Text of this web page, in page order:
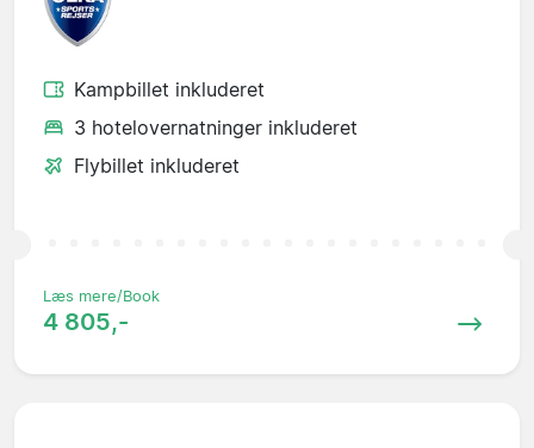
Kampbillet inkluderet
3 hotelovernatninger inkluderet
Flybillet inkluderet
Læs mere/Book
4 805,-